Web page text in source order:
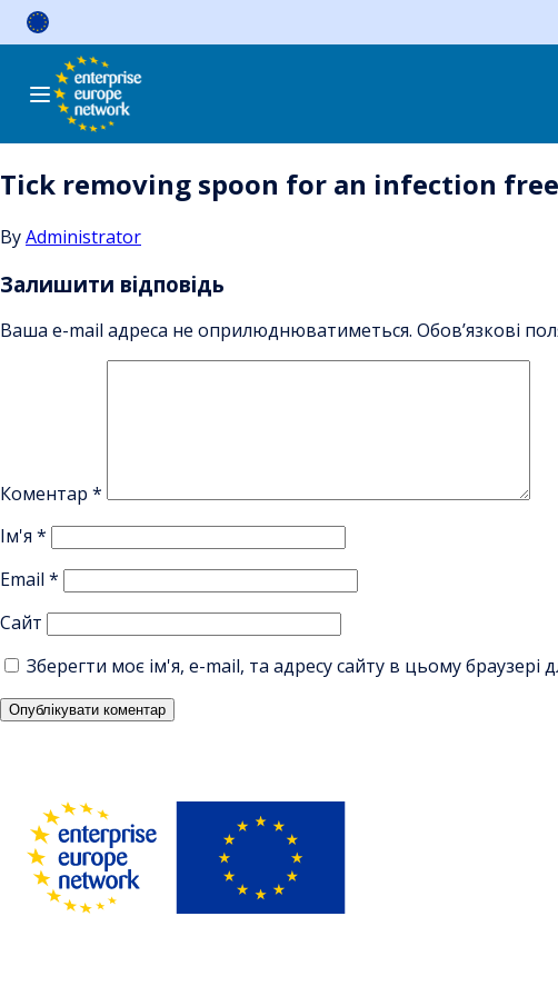
Skip
Tick removing spoon for an infection
ByAdministrator
Залишити відповідь
Ваша e-mail адреса не оприлюднюватиметься. Обов’язкові
Коментар *
Ім'я *
Email *
Сайт
Зберегти моє ім'я, e-mail, та адресу сайту в цьому браузері